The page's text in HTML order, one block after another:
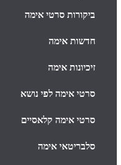
ביקורות סרטי אימה
חדשות אימה
זיכיונות אימה
סרטי אימה לפי נושא
סרטי אימה קלאסיים
סלבריטאי אימה